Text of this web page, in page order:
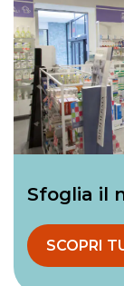
Sfoglia il
SCOPRI